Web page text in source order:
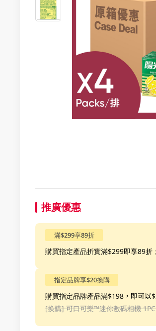
推廣優惠
滿$299享89折
購買指定產品折實滿$299即享89折
指定品牌享$20換購
購買指定品牌產品滿$198，即可以
[换購] 可口可樂™️迷你數碼相機